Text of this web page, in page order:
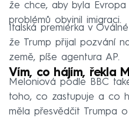
že chce, aby byla Evropa
problémů obvinil imigraci.
Italská premiérka v
že Trump přijal pozvání
země, píše agentura AP.
Vím, co hájím, řekla
Meloniová podle BBC
toho, co zastupuje a co
měla přesvědčit Trumpa